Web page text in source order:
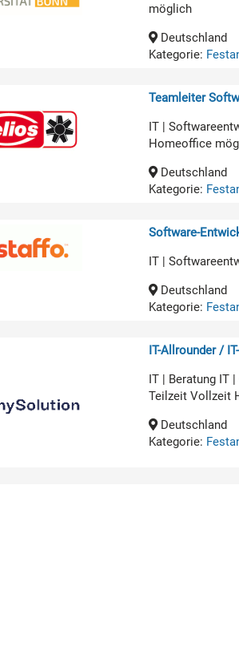
möglich
Deutschland
Kategorie:
Teamleiter
IT |
Homeoffice
Deutschland
Kategorie:
Software-
IT |
Deutschland
Kategorie:
IT-Allrounder /
IT | Beratung IT
Teilzeit Vollzeit
Deutschland
Kategorie: